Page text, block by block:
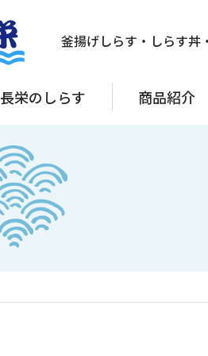
釜揚げしらす・しらす丼
長栄のしらす 商品紹介